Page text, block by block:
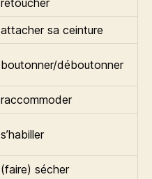
attacher sa ceinture
boutonner/déboutonner
raccommoder
s’habiller
(faire) sécher